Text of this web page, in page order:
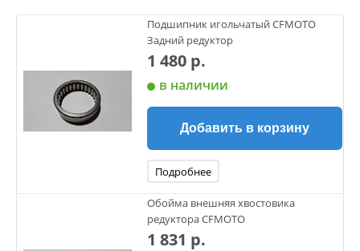
Подшипник игольчатый CFMOTO
Задний редуктор
1 480 р.
в наличии
Добавить в корзину
Подробнее
Обойма внешняя хвостовика
редуктора CFMOTO
1 831 р.